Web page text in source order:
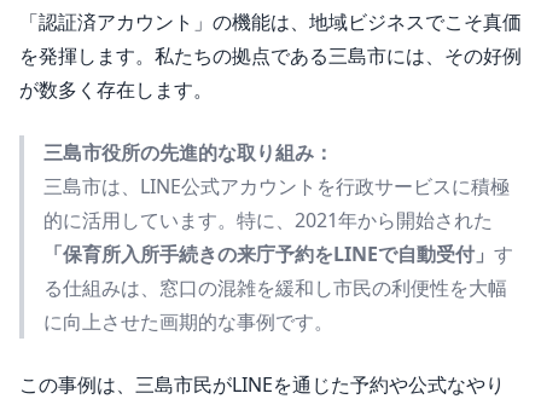
「認証済アカウント」の機能は、地域ビジネスでこそ真価
を発揮します。私たちの拠点である三島市には、その好例
が数多く存在します。
三島市役所の先進的な取り組み：
三島市は、LINE公式アカウントを行政サービスに積極
的に活用しています。特に、2021年から開始された
「保育所入所手続きの来庁予約をLINEで自動受付」 す
る仕組みは、窓口の混雑を緩和し市民の利便性を大幅
に向上させた画期的な事例です。
この事例は、三島市民がLINEを通じた予約や公式なやり